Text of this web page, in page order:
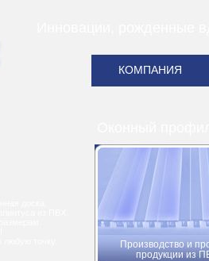
КОМПАНИЯ
Производство и
продукции из